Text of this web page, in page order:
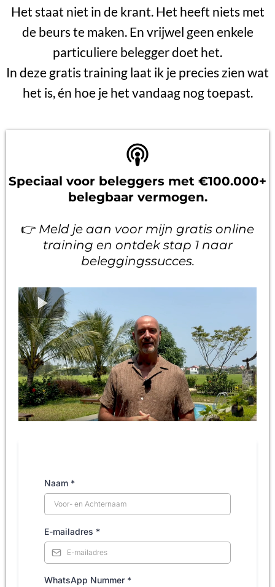
Het staat niet in de krant. Het heeft niets met
de beurs te maken. En vrijwel geen enkele
particuliere belegger doet het.
In deze gratis training laat ik je precies zien wat
het is, én hoe je het vandaag nog toepast.
Speciaal voor beleggers met €100.000+
belegbaar vermogen.
👉 Meld je aan voor mijn gratis online
training en ontdek stap 1 naar
beleggingssucces.
Naam *
E-mailadres *
WhatsApp Nummer *